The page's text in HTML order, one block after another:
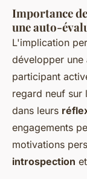
Importance
une auto-
L'implication
développer une
participant
regard neuf sur
dans leurs
engagements
motivations
introspection